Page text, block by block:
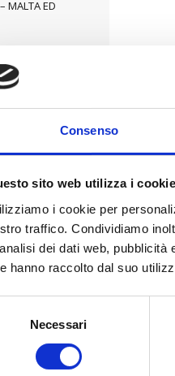
Consenso
sito web utilizza i cookie
i cookie per
traffico. Condividiamo
dei dati web, pubblicità
hanno raccolto dal suo
Necessari
MALTA ED
MECCANICA
STRUTTURALI
E PER
RASANTI